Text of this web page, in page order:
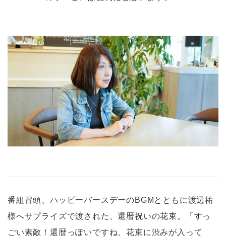
番組冒頭、ハッピーバースデーのBGMとともに渡辺祐
様へサプライズで渡された、還暦祝いの花束。「すっ
ごい素敵！還暦っぽいですね、花束に渋みが入って